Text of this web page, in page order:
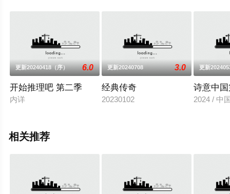
更新20240418（序） 6.0
开始推理吧 第二季
内详
更新20240708 3.0
经典传奇
20230102
更新
诗意中
2024 / 中
相关推荐